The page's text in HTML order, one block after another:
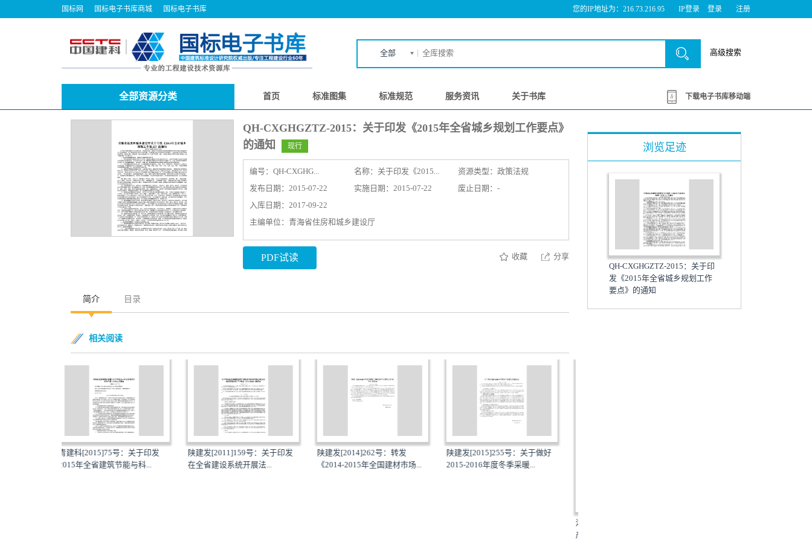
国标网 国标电子书库商城 国标电子书库 您的IP地址为：216.73.216.95 IP登录 登录 注册
全部 高级搜索
全部资源分类 首页 标准图集 标准规范 服务资讯 关于书库 下载电子书库移动端
QH-CXGHGZTZ-2015：关于印发《2015年全省城乡规划工作要点》
的通知
现行
编号： QH-CXGHG... 名称： 关于印发《2015...
资源类型：政策法规
发布日期：2015-07-22
实施日期：2015-07-22
废止日期：-
入库日期：2017-09-22
主编单位：青海省住房和城乡建设厅
PDF试读 收藏 分享
简介 目录
相关阅读
陕建发[2011]159号：关于印发
在全省建设系统开展法...
陕建发[2014]262号：转发
《2014-2015年全国建材市场...
陕建发[2015]255号：关于做好
2015-2016年度冬季采暖...
浏览足迹
QH-CXGHGZTZ-2015：关于印
发《2015年全省城乡规划工作
要点》的通知